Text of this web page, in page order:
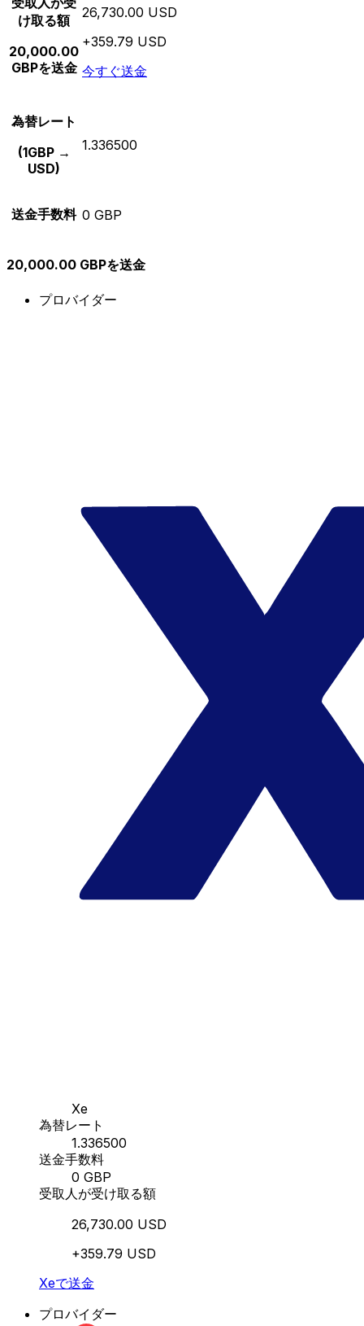
け取る額
20,000.00
GBPを送金
26,730.00 USD
+359.79 USD
今すぐ送金
為替レート
(1GBP →
USD)
1.336500
送金手数料 0 GBP
20,000.00 GBPを送金
プロバイダー
Xe
為替レート
1.336500
送金手数料
0 GBP
受取人が受け取る額
26,730.00 USD
+359.79 USD
Xeで送金
プロバイダー